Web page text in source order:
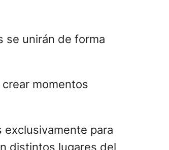
se unirán de forma
momentos
para
distintos lugares del